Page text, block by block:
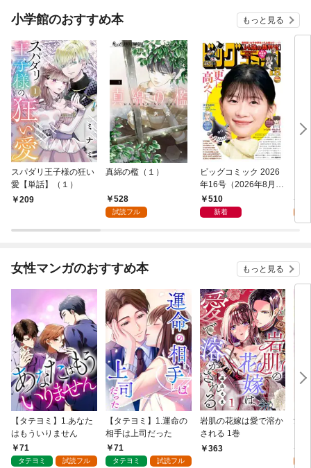
小学館のおすすめ本 もっと見る
スパダリ王子様の狂い
愛【単話】（１）
209
真綿の檻（１）
528
試読フル
ビッグコミック 2026
年16号（2026年8月7
日発売）
510
新着
女性マンガのおすすめ本 もっと見る
【タテヨミ】1.あなた
はもういりません
71
タテヨミ 試読フル
【タテヨミ】1.運命の
相手は上司だった
71
タテヨミ 試読フル
岩肌の花嫁は愛で溶か
される 1巻
363
愛